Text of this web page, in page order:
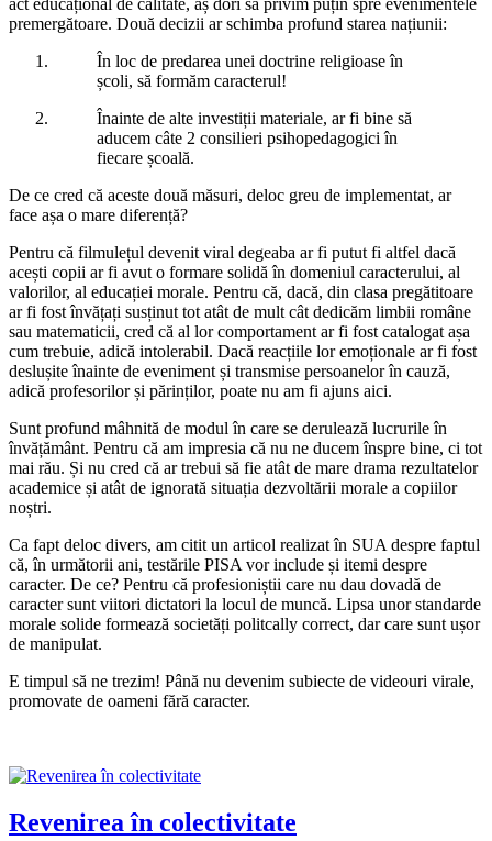
premergătoare. Două decizii ar schimba profund starea națiunii:
În loc de predarea unei doctrine religioase în
școli, să formăm caracterul!
Înainte de alte investiții materiale, ar fi bine să
aducem câte 2 consilieri psihopedagogici în
fiecare școală.
De ce cred că aceste două măsuri, deloc greu de implementat, ar
face așa o mare diferență?
Pentru că filmulețul devenit viral degeaba ar fi putut fi altfel dacă
acești copii ar fi avut o formare solidă în domeniul caracterului, al
valorilor, al educației morale. Pentru că, dacă, din clasa pregătitoare
ar fi fost învățați susținut tot atât de mult cât dedicăm limbii române
sau matematicii, cred că al lor comportament ar fi fost catalogat așa
cum trebuie, adică intolerabil. Dacă reacțiile lor emoționale ar fi fost
deslușite înainte de eveniment și transmise persoanelor în cauză,
adică profesorilor și părinților, poate nu am fi ajuns aici.
Sunt profund mâhnită de modul în care se derulează lucrurile în
învățământ. Pentru că am impresia că nu ne ducem înspre bine, ci tot
mai rău. Și nu cred că ar trebui să fie atât de mare drama rezultatelor
academice și atât de ignorată situația dezvoltării morale a copiilor
noștri.
Ca fapt deloc divers, am citit un articol realizat în SUA despre faptul
că, în următorii ani, testările PISA vor include și itemi despre
caracter. De ce? Pentru că profesioniștii care nu dau dovadă de
caracter sunt viitori dictatori la locul de muncă. Lipsa unor standarde
morale solide formează societăți politcally correct, dar care sunt ușor
de manipulat.
E timpul să ne trezim! Până nu devenim subiecte de videouri virale,
promovate de oameni fără caracter.
Revenirea în colectivitate